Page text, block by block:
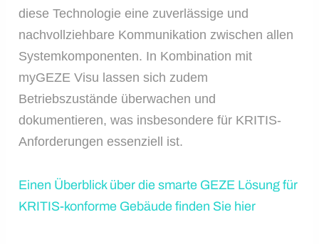
diese Technologie eine zuverlässige und
nachvollziehbare Kommunikation zwischen allen
Systemkomponenten. In Kombination mit
myGEZE Visu lassen sich zudem
Betriebszustände überwachen und
dokumentieren, was insbesondere für KRITIS-
Anforderungen essenziell ist.
Einen Überblick über die smarte GEZE Lösung für
KRITIS-konforme Gebäude finden Sie hier